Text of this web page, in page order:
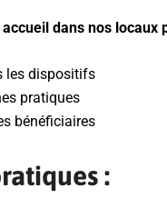
dans nos locaux
les dispositifs
pratiques
bénéficiaires
: